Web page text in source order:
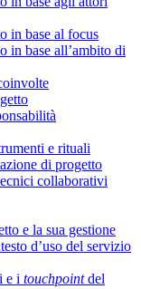
in base al focus
in base all’ambito di
e rituali
di progetto
collaborativi
e la sua gestione
d’uso del servizio
e i touchpointdel